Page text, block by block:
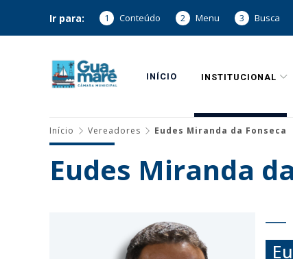
Ir para: 1 Conteúdo 2 Menu 3 Busca
INÍCIO INSTITUCIONAL
Início Vereadores Eudes Miranda da Fonseca
Eudes Miranda